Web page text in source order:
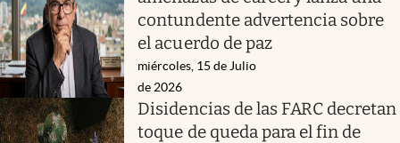
contundente advertencia sobre
el acuerdo de paz
miércoles, 15 de Julio
de 2026
Disidencias de las FARC decretan
toque de queda para el fin de